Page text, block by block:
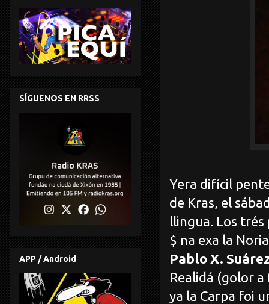
Yera difícil
de Kras, el
llingua. Los
$ na exa la
Pablo X.
Realidá (golor
ya la Carpa foi
SÍGUENOS EN RRSS
APP / Android